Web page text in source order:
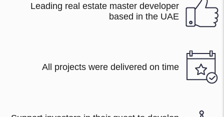
Leading real estate master developer
based in the UAE
All projects were delivered on time